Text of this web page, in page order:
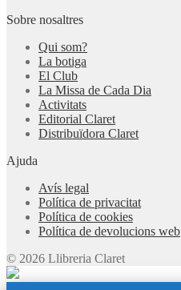
Sobre nosaltres
Qui som?
La botiga
El Club
La Missa de Cada Dia
Activitats
Editorial Claret
Distribuïdora Claret
Ajuda
Avís legal
Política de privacitat
Política de cookies
Política de devolucions web
© 2026 Llibreria Claret